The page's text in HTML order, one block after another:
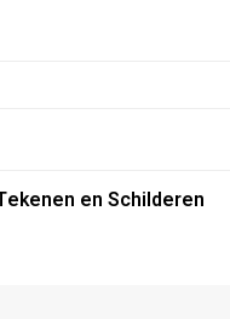
en Schilderen